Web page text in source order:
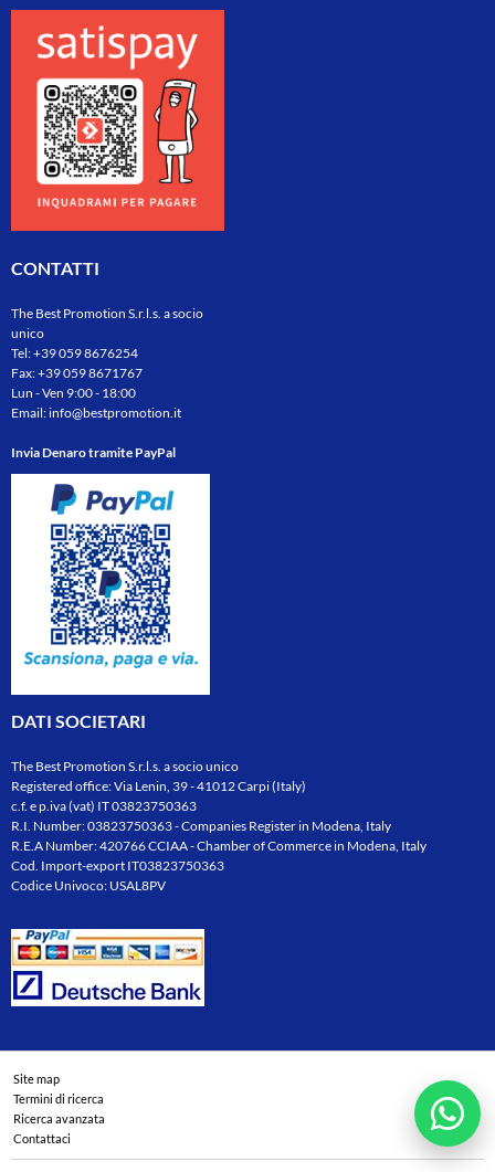
CONTATTI
The Best Promotion S.r.l.s. a socio
unico
Tel:+39 059 8676254
Fax: +39 059 8671767
Lun - Ven 9:00 - 18:00
Email:info@bestpromotion.it
Invia Denaro tramite PayPal
DATI SOCIETARI
The Best Promotion S.r.l.s. a socio unico
Registered office: Via Lenin, 39 - 41012 Carpi (Italy)
c.f. e p.iva (vat) IT 03823750363
R.I. Number: 03823750363 - Companies Register in Modena, Italy
R.E.A Number: 420766 CCIAA - Chamber of Commerce in Modena, Italy
Cod. Import-export IT03823750363
Codice Univoco: USAL8PV
Site map
Termini di ricerca
Ricerca avanzata
Contattaci